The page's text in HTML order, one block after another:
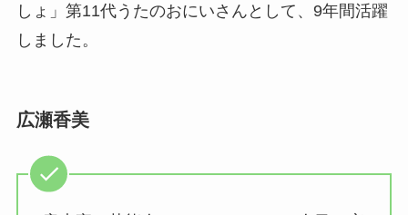
しょ」第11代うたのおにいさんとして、9年間活躍
しました。
広瀬香美